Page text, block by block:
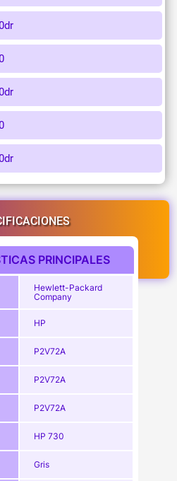
PRINCIPALES
Hewlett-Packard
Company
HP
P2V72A
P2V72A
P2V72A
HP 730
Gris